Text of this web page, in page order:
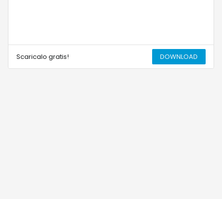
Scaricalo gratis! DOWNLOAD